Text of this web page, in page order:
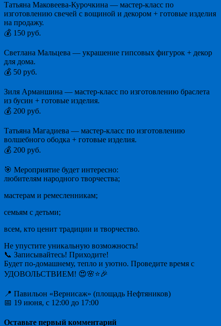
Татьяна Маковеева-Курочкина — мастер-класс по
изготовлению свечей с вощиной и декором + готовые изделия
на продажу.
💰 150 руб.
Светлана Мальцева — украшение гипсовых фигурок + декор
для дома.
💰 50 руб.
Зиля Арманшина — мастер-класс по изготовлению браслета
из бусин + готовые изделия.
💰 200 руб.
Татьяна Магадиева — мастер-класс по изготовлению
волшебного ободка + готовые изделия.
💰 200 руб.
🎯 Мероприятие будет интересно:
любителям народного творчества;
мастерам и ремесленникам;
семьям с детьми;
всем, кто ценит традиции и творчество.
Не упустите уникальную возможность!
📞 Записывайтесь! Приходите!
Будет по-домашнему, тепло и уютно. Проведите время с
УДОВОЛЬСТВИЕМ! 😍🌸⭐🎉
📍 Павильон «Вернисаж» (площадь Нефтяников)
📅 19 июня, с 12:00 до 17:00
Оставьте первый комментарий